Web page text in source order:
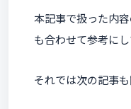
本記事で扱った内
も合わせて参考にし
それでは次の記事